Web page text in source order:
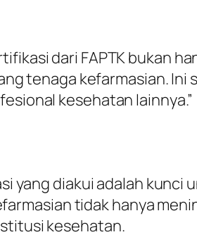
dari FAPTK bukan
tenaga kefarmasian.
kesehatan lainnya.”
yang diakui adalah kunci
tidak hanya
kesehatan.